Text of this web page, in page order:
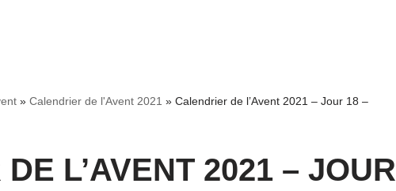
» Calendrier de l'Avent 2021 » Calendrier de l’Avent 2021 – Jour 18 –
L’AVENT 2021 – JOUR